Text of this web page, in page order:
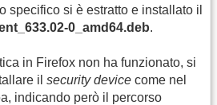
specifico si è estratto e installato il
0_amd64.deb.
in Firefox non ha funzionato, si
il security device come nel
indicando però il percorso